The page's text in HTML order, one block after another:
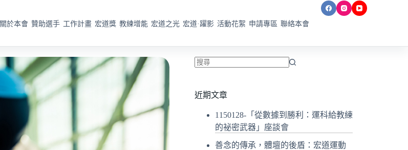
關於本會 贊助選手 工作計畫 宏道獎 教練增能 宏道之光 宏道·躍影 活動花絮 申請專區 聯絡本會
到
近期文章
1150128-「從數據到勝利：運科給教練
的祕密武器」座談會
善念的傳承，體壇的後盾：宏道運動